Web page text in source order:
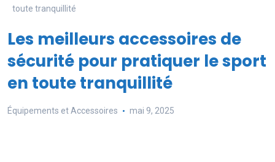
toute tranquillité
Les meilleurs accessoires de
sécurité pour pratiquer le sport
en toute tranquillité
Équipements et Accessoires mai 9, 2025